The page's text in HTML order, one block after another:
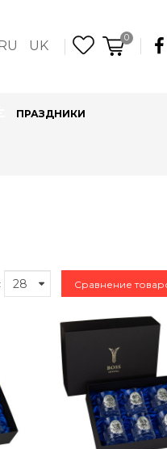
UK
0
ПРАЗДНИКИ
Сравнение